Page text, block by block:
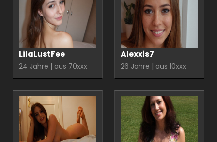
LilaLustFee
24 Jahre | aus 70xxx
Alexxis7
26 Jahre | aus 10xxx